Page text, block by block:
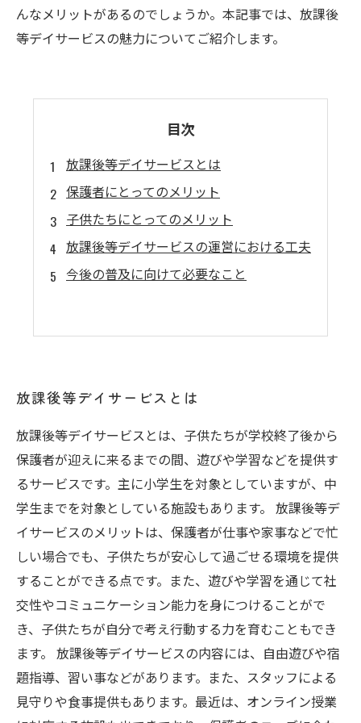
んなメリットがあるのでしょうか。本記事では、放課後
等デイサービスの魅力についてご紹介します。
目次
放課後等デイサービスとは
保護者にとってのメリット
子供たちにとってのメリット
放課後等デイサービスの運営における工夫
今後の普及に向けて必要なこと
放課後等デイサービスとは
放課後等デイサービスとは、子供たちが学校終了後から
保護者が迎えに来るまでの間、遊びや学習などを提供す
るサービスです。主に小学生を対象としていますが、中
学生までを対象としている施設もあります。 放課後等デ
イサービスのメリットは、保護者が仕事や家事などで忙
しい場合でも、子供たちが安心して過ごせる環境を提供
することができる点です。また、遊びや学習を通じて社
交性やコミュニケーション能力を身につけることがで
き、子供たちが自分で考え行動する力を育むこともでき
ます。 放課後等デイサービスの内容には、自由遊びや宿
題指導、習い事などがあります。また、スタッフによる
見守りや食事提供もあります。最近は、オンライン授業